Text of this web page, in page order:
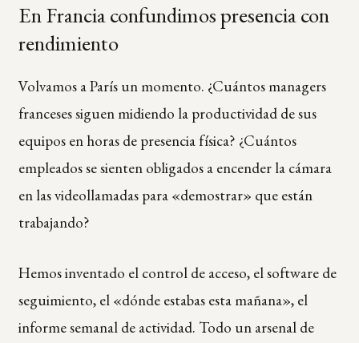
En Francia confundimos presencia con
rendimiento
Volvamos a París un momento. ¿Cuántos managers
franceses siguen midiendo la productividad de sus
equipos en horas de presencia física? ¿Cuántos
empleados se sienten obligados a encender la cámara
en las videollamadas para «demostrar» que están
trabajando?
Hemos inventado el control de acceso, el software de
seguimiento, el «dónde estabas esta mañana», el
informe semanal de actividad. Todo un arsenal de